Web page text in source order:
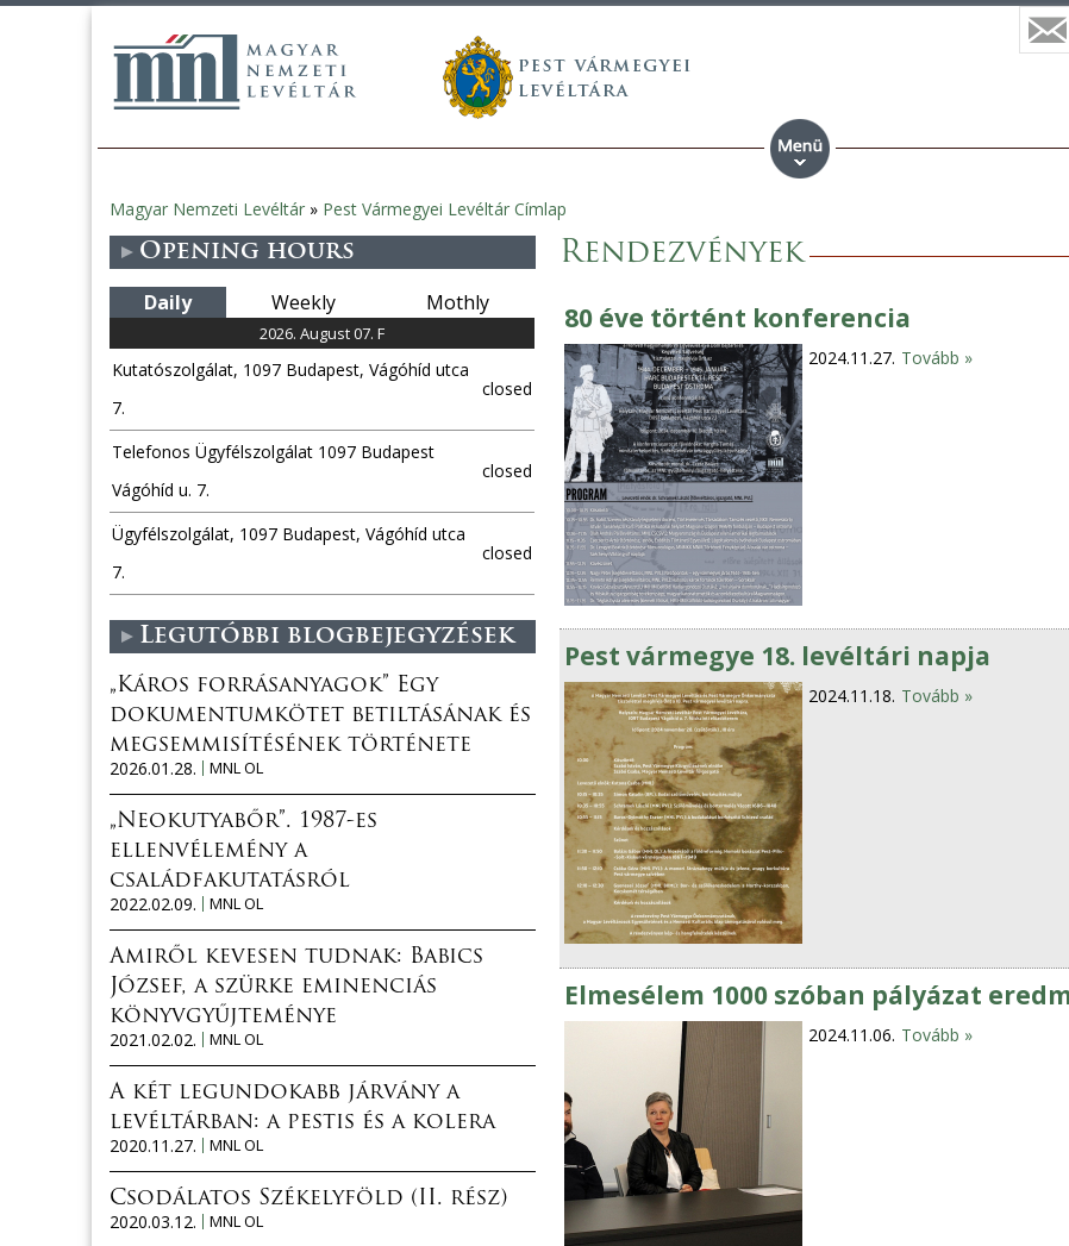
You
are
here
Magyar Nemzeti Levéltár » Pest Vármegyei Levéltár Címlap
Rendezvények
80 éve történt konferencia
2024.11.27. Tovább »
Pest vármegye 18. levéltári napja
2024.11.18. Tovább »
Elmesélem 1000 szóban pályázat
2024.11.06. Tovább »
Opening hours
Daily Weekly Mothly
2026. August 07. F
Kutatószolgálat, 1097 Budapest, Vágóhíd utca
7.
closed
Telefonos Ügyfélszolgálat 1097 Budapest
Vágóhíd u. 7.
closed
Ügyfélszolgálat, 1097 Budapest, Vágóhíd utca
7.
closed
Legutóbbi blogbejegyzések
„Káros forrásanyagok” Egy
dokumentumkötet betiltásának és
megsemmisítésének története
2026.01.28.
MNL OL
„Neokutyabőr”. 1987-es
ellenvélemény a
családfakutatásról
2022.02.09.
MNL OL
Amiről kevesen tudnak: Babics
József, a szürke eminenciás
könyvgyűjteménye
2021.02.02.
MNL OL
A két legundokabb járvány a
levéltárban: a pestis és a kolera
2020.11.27.
MNL OL
Csodálatos Székelyföld (II. rész)
2020.03.12.
MNL OL